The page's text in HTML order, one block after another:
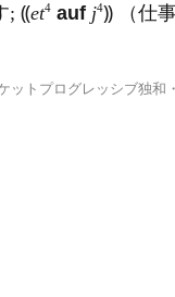
; ⸨et4 auf j4⸩ （仕
ットプログレッシブ独